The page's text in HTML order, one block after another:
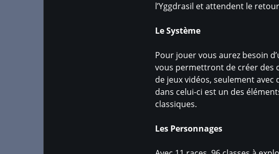
l’Yggdrasil et attendent le
Le Système
Pour jouer vous aurez besoin
vous permettront de créer des
de jeux vidéos, seulement
dans celui-ci est un des
classiques.
Les Personnages